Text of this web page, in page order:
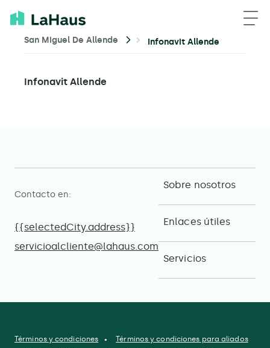
San Miguel De Allende Infonavit Allende
Infonavit Allende
Contacto en:
{{selectedCity.address}}
servicioalcliente@lahaus.com
Sobre nosotros
Enlaces útiles
Servicios
Términos y condiciones
Términos y condiciones para aliados